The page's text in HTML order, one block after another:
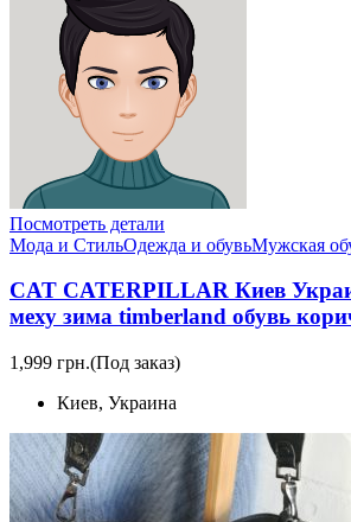
Посмотреть детали
Мода и СтильОдежда и обувьМужская
CAT CATERPILLAR Киев
меху зима timberland обувь
1,999 грн.(Под заказ)
Киев, Украина